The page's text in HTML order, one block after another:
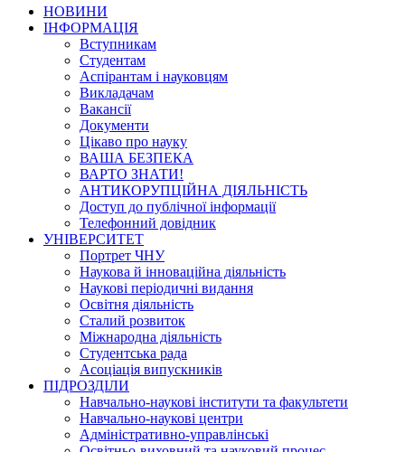
НОВИНИ
ІНФОРМАЦІЯ
Вступникам
Студентам
Аспірантам і науковцям
Викладачам
Вакансії
Документи
Цікаво про науку
ВАША БЕЗПЕКА
ВАРТО ЗНАТИ!
АНТИКОРУПЦІЙНА ДІЯЛЬНІСТЬ
Доступ до публічної інформації
Телефонний довідник
УНІВЕРСИТЕТ
Портрет ЧНУ
Наукова й інноваційна діяльність
Наукові періодичні видання
Освітня діяльність
Сталий розвиток
Міжнародна діяльність
Студентська рада
Асоціація випускників
ПІДРОЗДІЛИ
Навчально-наукові інститути та факультети
Навчально-наукові центри
Адміністративно-управлінські